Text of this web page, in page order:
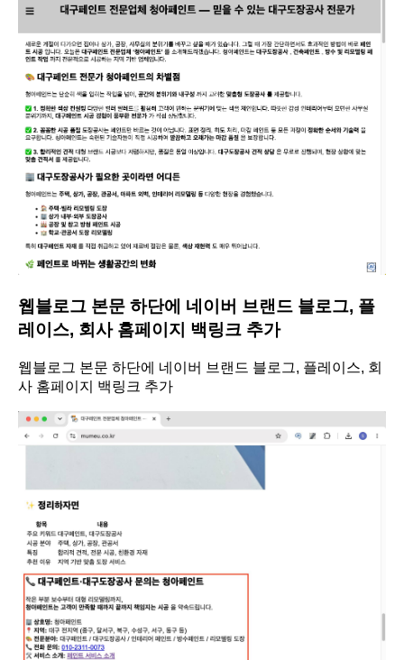
웹블로그 본문 하단에 네이버 브랜드 블로그, 플
레이스, 회사 홈페이지 백링크 추가
웹블로그 본문 하단에 네이버 브랜드 블로그, 플레이스, 회
사 홈페이지 백링크 추가